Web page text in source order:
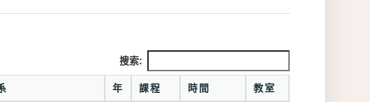
搜索:
年 課程 時間 教室